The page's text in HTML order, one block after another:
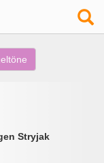
Stryjak